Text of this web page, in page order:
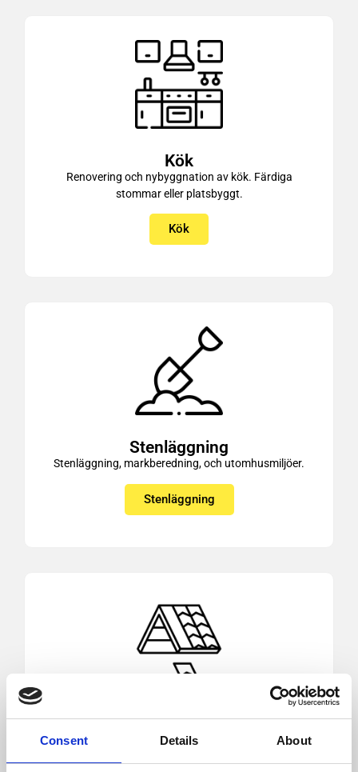
Consent Details About
Kök
Renovering och nybyggnation av kök. Färdiga
stommar eller platsbyggt.
Kök
Stenläggning
Stenläggning, markberedning, och utomhusmiljöer.
Stenläggning
Takbyte
Takbyte och reparation av tak för privatpersoner och